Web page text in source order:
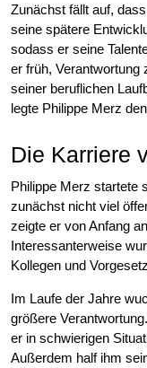
Zunächst fällt auf,
seine spätere
sodass er seine
er früh, Verantwortung
seiner beruflichen
legte Philippe Merz
Die Karriere
Philippe Merz startete
zunächst nicht viel
zeigte er von Anfang
Interessanterweise
Kollegen und
Im Laufe der Jahre
größere
er in schwierigen
Außerdem half ihm